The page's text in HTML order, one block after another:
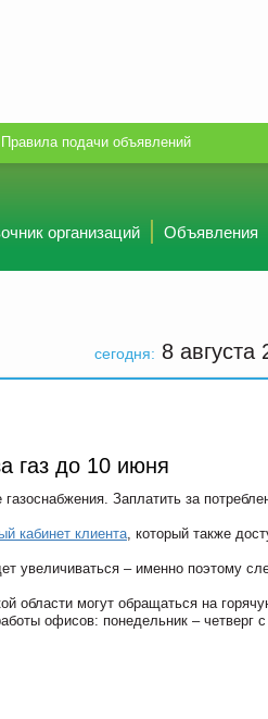
Правила подачи объявлений
организаций Объявления
сегодня: 8 августа
газ до 10 июня
Заплатить за
кабинет клиента , который также
увеличиваться – именно поэтому
области могут обращаться на
офисов: понедельник – четверг